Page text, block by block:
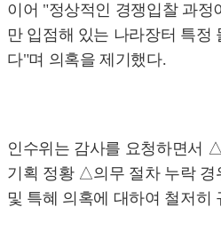
이어 "정상적인 경쟁입찰 과정
만 입점해 있는 나라장터 특정
다"며 의혹을 제기했다.
인수위는 감사를 요청하면서
기획 정황 △의무 절차 누락
및 특혜 의혹에 대하여 철저히